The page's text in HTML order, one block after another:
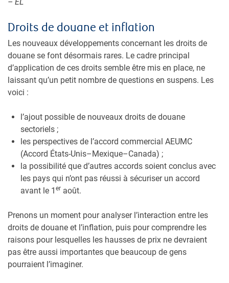
Droits de douane et inflation
Les nouveaux développements concernant les droits de
douane se font désormais rares. Le cadre principal
d’application de ces droits semble être mis en place, ne
laissant qu’un petit nombre de questions en suspens. Les
voici :
l’ajout possible de nouveaux droits de douane
sectoriels ;
les perspectives de l’accord commercial AEUMC
(Accord États-Unis–Mexique–Canada) ;
la possibilité que d’autres accords soient conclus avec
les pays qui n’ont pas réussi à sécuriser un accord
avant le 1 er août.
Prenons un moment pour analyser l’interaction entre les
droits de douane et l’inflation, puis pour comprendre les
raisons pour lesquelles les hausses de prix ne devraient
pas être aussi importantes que beaucoup de gens
pourraient l’imaginer.